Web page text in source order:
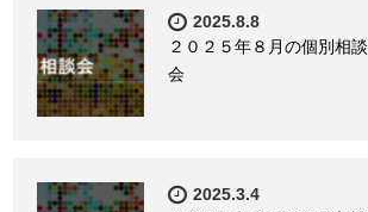
2025.8.8
２０２５年８月の個別相談
会
2025.3.4